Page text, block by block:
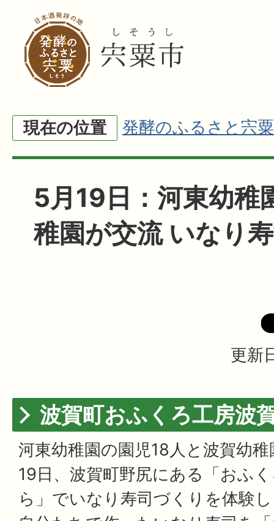
現在の位置 発酵のふるさと宍粟
5月19日：河東幼稚
稚園が交流 いなり
更新
波賀町おふくろ工房波
河東幼稚園の園児18人と波賀幼
19日、波賀町野尻にある「おふ
ら」でいなり寿司づくりを体験